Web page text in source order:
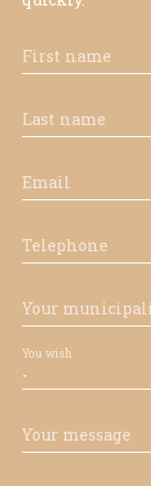
First name
Last name
Email
Telephone
Your
-
You wish
Your message